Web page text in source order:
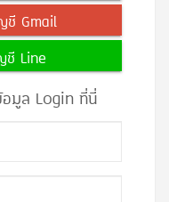
ชี Gmail
ชี Line
มูล Login ที่นี่